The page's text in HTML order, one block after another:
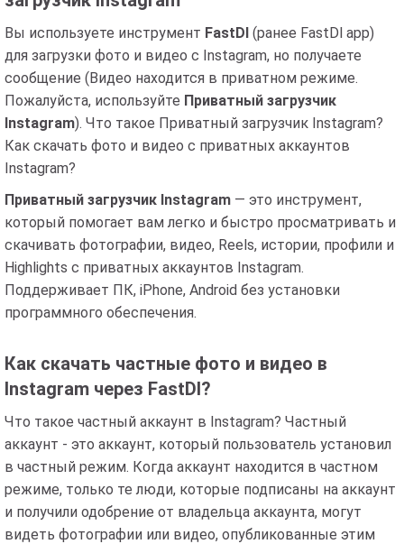
Вы используете инструмент FastDl (ранее FastDl app)
для загрузки фото и видео с Instagram, но получаете
сообщение (Видео находится в приватном режиме.
Пожалуйста, используйте Приватный загрузчик
Instagram). Что такое Приватный загрузчик Instagram?
Как скачать фото и видео с приватных аккаунтов
Instagram?
Приватный загрузчик Instagram — это инструмент,
который помогает вам легко и быстро просматривать и
скачивать фотографии, видео, Reels, истории, профили и
Highlights с приватных аккаунтов Instagram.
Поддерживает ПК, iPhone, Android без установки
программного обеспечения.
Как скачать частные фото и видео в
Instagram через FastDl?
Что такое частный аккаунт в Instagram? Частный
аккаунт - это аккаунт, который пользователь установил
в частный режим. Когда аккаунт находится в частном
режиме, только те люди, которые подписаны на аккаунт
и получили одобрение от владельца аккаунта, могут
видеть фотографии или видео, опубликованные этим